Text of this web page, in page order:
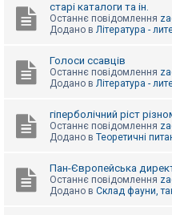
старі каталоги та ін.
Останнє повідомлення
Додано в Література -
Голоси ссавців
Останнє повідомлення
Додано в Література -
гіперболічний ріст
Останнє повідомлення
Додано в Теоретичні
Пан-Європейська
Останнє повідомлення
Додано в Склад фауни,